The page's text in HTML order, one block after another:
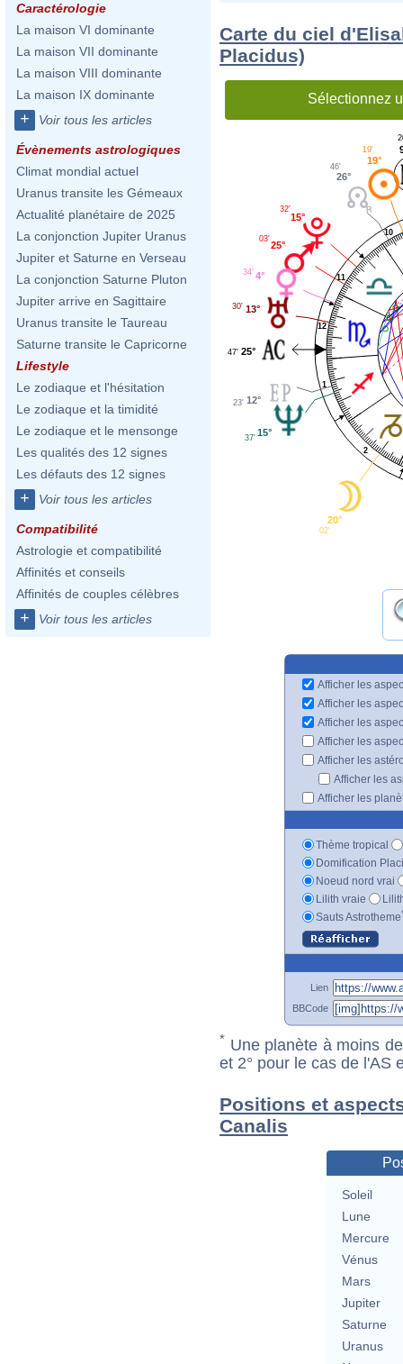
Caractérologie
La maison VI dominante
La maison VII dominante
La maison VIII dominante
La maison IX dominante
+ Voir tous les articles
Évènements astrologiques
Climat mondial actuel
Uranus transite les Gémeaux
Actualité planétaire de 2025
La conjonction Jupiter Uranus
Jupiter et Saturne en Verseau
La conjonction Saturne Pluton
Jupiter arrive en Sagittaire
Uranus transite le Taureau
Saturne transite le Capricorne
Lifestyle
Le zodiaque et l'hésitation
Le zodiaque et la timidité
Le zodiaque et le mensonge
Les qualités des 12 signes
Les défauts des 12 signes
+ Voir tous les articles
Compatibilité
Astrologie et compatibilité
Affinités et conseils
Affinités de couples célèbres
+ Voir tous les articles
Carte du ciel
Placidus)
Sélectionnez
1
2
10
11
12
19°
19'
26°
46'
15°
32'
25°
03'
4°
34'
13°
30'
25°
47'
12°
23'
15°
37'
20°
02'
Afficher les
Afficher les
Afficher les
Afficher les
Afficher les
Afficher les
Afficher les
Thème tropical
Domification
Noeud nord vrai
Lilith vraie
Sauts Astrotheme
Lien
BBCode
* Une planète à moins
et 2° pour le cas de l'AS
Positions et
Canalis
Soleil
Lune
Mercure
Vénus
Mars
Jupiter
Saturne
Uranus